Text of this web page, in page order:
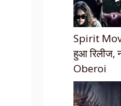
Spirit
हुआ रिलीज,
Oberoi